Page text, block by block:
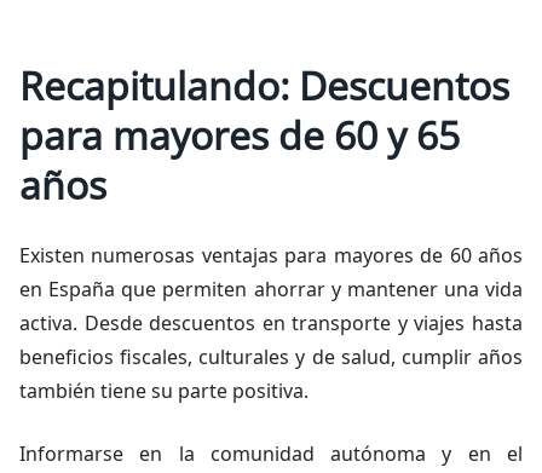
Recapitulando: Descuentos
para mayores de 60 y 65
años
Existen numerosas ventajas para mayores de 60 años
en España que permiten ahorrar y mantener una vida
activa. Desde descuentos en transporte y viajes hasta
beneficios fiscales, culturales y de salud, cumplir años
también tiene su parte positiva.
Informarse en la comunidad autónoma y en el